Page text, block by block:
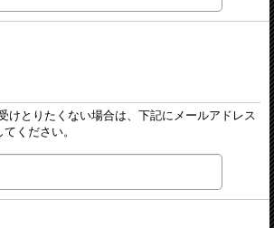
けとりたくない場合は、下記にメールアドレス
ください。